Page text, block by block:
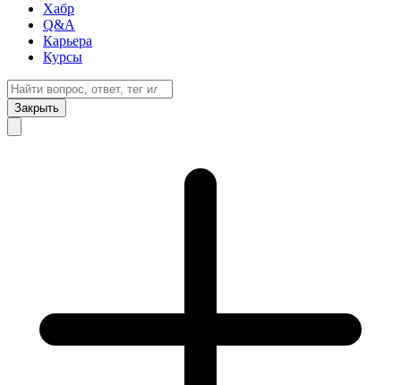
Хабр
Q&A
Карьера
Курсы
Закрыть